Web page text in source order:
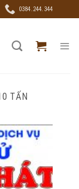
0384.244.344
TẤN